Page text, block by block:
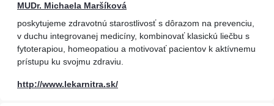
MUDr. Michaela Maršíková
poskytujeme zdravotnú starostlivosť s dôrazom na prevenciu,
v duchu integrovanej medicíny, kombinovať klasickú liečbu s
fytoterapiou, homeopatiou a motivovať pacientov k aktívnemu
prístupu ku svojmu zdraviu.
http://www.lekarnitra.sk/